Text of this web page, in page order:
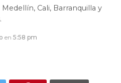
Cali, Barranquilla y
en 5:58 pm